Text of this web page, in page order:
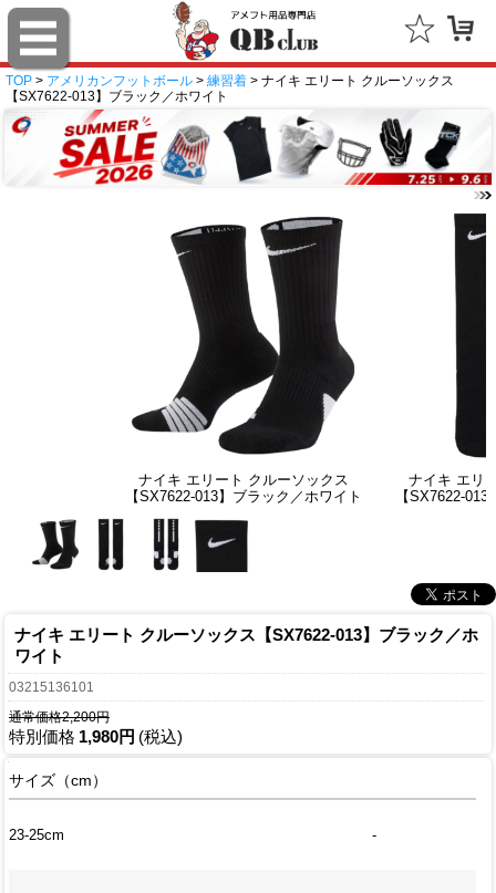
TOP > アメリカンフットボール > 練習着 > ナイキ エリート クルーソックス
【SX7622-013】ブラック／ホワイト
ナイキ エリート クルーソックス
【SX7622-013】ブラック／ホワイト
ナイキ エリ
【SX7622-
ナイキ エリート クルーソックス【SX7622-013】ブラック／ホ
ワイト
03215136101
通常価格2,200円
特別価格 1,980円 (税込)
サイズ（cm）
23-25cm -